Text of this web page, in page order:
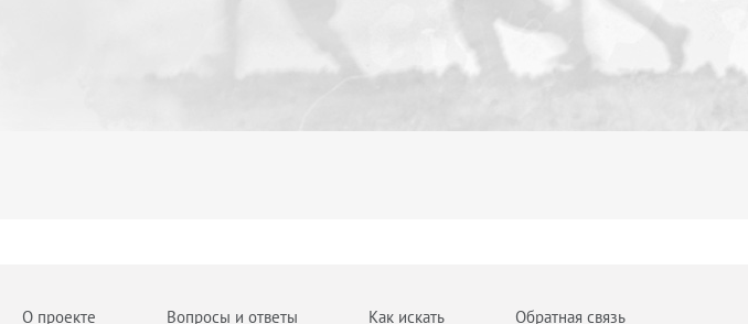
О проекте Вопросы и ответы Как искать Обратная связь